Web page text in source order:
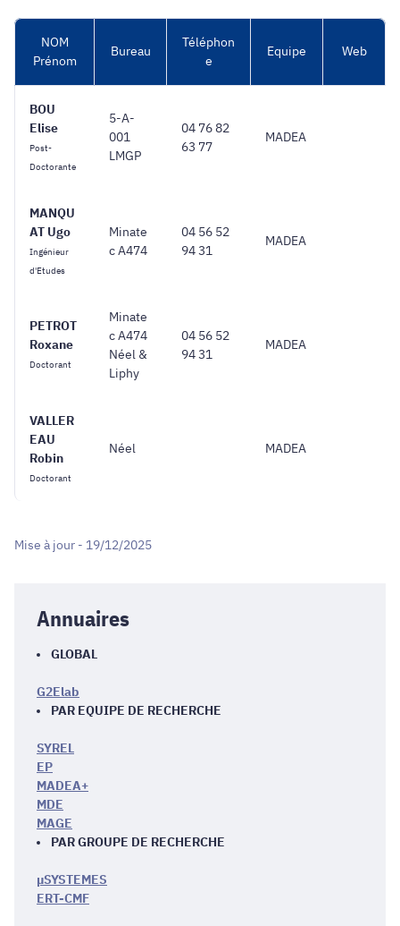
NOM
Prénom
Bureau
Téléphon
e
Equipe Web
BOU
Elise
Post-
Doctorante
5-A-
001
LMGP
04 76 82
63 77
MADEA
MANQU
AT Ugo
Ingénieur
d'Etudes
Minate
c A474
04 56 52
94 31
MADEA
PETROT
Roxane
Doctorant
Minate
c A474
Néel &
Liphy
04 56 52
94 31
MADEA
VALLER
EAU
Robin
Doctorant
Néel MADEA
Mise à jour - 19/12/2025
Annuaires
GLOBAL
G2Elab
PAR EQUIPE DE RECHERCHE
SYREL
EP
MADEA+
MDE
MAGE
PAR GROUPE DE RECHERCHE
µSYSTEMES
ERT-CMF